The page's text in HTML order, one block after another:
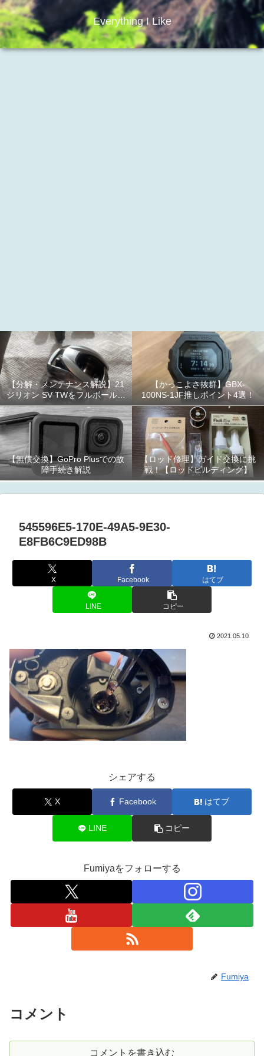
Everything I Like
【分解・メンテナンス解説】21
ジリオン SV TWをフルボールベ
アリング化！
【かっこよさ抜群】GBX-
100NS-1JF推しポイント4選！
【無償交換】GoPro Plusでの故
障手続き解説
【ロッド修理】ガイド交換に挑
戦！【ロッドビルディング】
545596E5-170E-49A5-9E30-
E8FB6C9ED98B
X Facebook はてブ
LINE コピー
2021.05.10
シェアする
X Facebook はてブ
LINE コピー
Fumiyaをフォローする
Fumiya
コメント
コメントを書き込む